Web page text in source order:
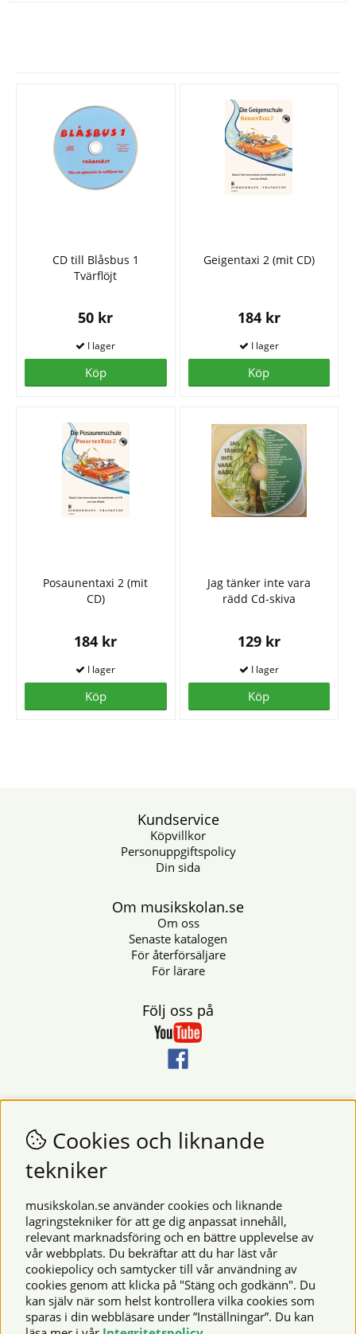
CD till Blåsbus 1
Tvärflöjt
50 kr
Köp
Geigentaxi 2 (mit CD)
184 kr
Köp
Posaunentaxi 2 (mit
CD)
184 kr
Köp
Jag tänker inte vara
rädd Cd-skiva
129 kr
Köp
Kundservice
Köpvillkor
Personuppgiftspolicy
Din sida
Om musikskolan.se
Om oss
Senaste katalogen
För återförsäljare
För lärare
Följ oss på
Nyhetsbrev
Vill du få nyheter och erbjudanden från oss? Fyll då i din e-
postadress i fältet nedan.
Säkra betalningar
© 2026 Musikskolan. Vi använder cookies -läs mer här
Cookies och liknande
tekniker
musikskolan.se använder cookies och liknande
lagringstekniker för att ge dig anpassat innehåll,
relevant marknadsföring och en bättre upplevelse av
vår webbplats. Du bekräftar att du har läst vår
cookiepolicy och samtycker till vår användning av
cookies genom att klicka på "Stäng och godkänn". Du
kan själv när som helst kontrollera vilka cookies som
sparas i din webbläsare under ”Inställningar”. Du kan